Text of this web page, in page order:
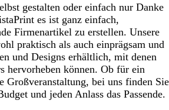
gestalten oder einfach nur Danke
es ist ganz einfach,
Firmenartikel zu erstellen. Unsere
praktisch als auch einprägsam und
und Designs erhältlich, mit denen
hervorheben können. Ob für ein
Großveranstaltung, bei uns finden Sie
und jeden Anlass das Passende.